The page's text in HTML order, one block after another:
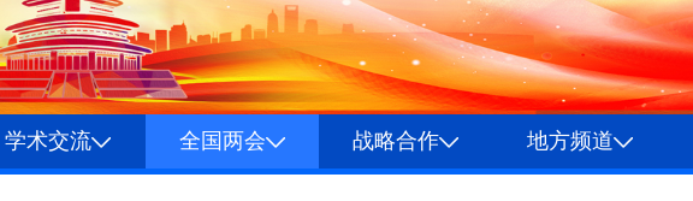
学术交流 全国两会 战略合作 地方频道